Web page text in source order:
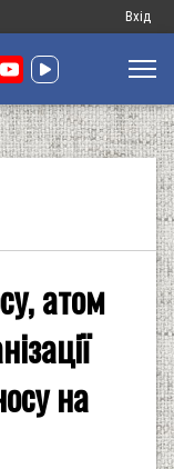
Меню
запису
Вхід
атом
на